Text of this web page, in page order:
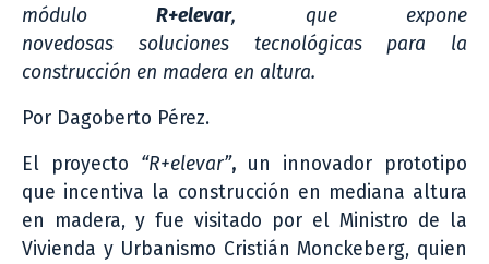
móduloR+elevar, que expone
novedosas soluciones tecnológicas para la
construcción en madera en altura.
Por Dagoberto Pérez.
El proyecto “R+elevar”,un innovador prototipo
que incentiva la construcción en mediana altura
en madera, y fue visitado por el Ministro de la
Vivienda y Urbanismo Cristián Monckeberg, quien